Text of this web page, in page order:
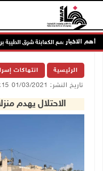
أهم الاخبار
مجددا تجمع الكعابنة شرق الطيبة برام
الرئيسية انتهاكات
تاريخ النشر: 01/03/2021 09:15 ص
الاحتلال يهدم